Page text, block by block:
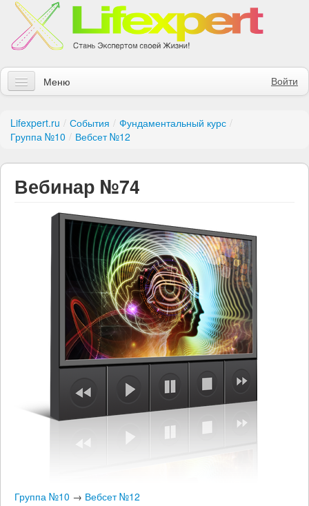
Войти
Меню
Инструменты
Обучение
Контакты
Правила получения заказов
Искать
Lifexpert.ru / События / Фундаментальный курс /
Группа №10 / Вебсет №12
Вебинар №74
Группа №10 → Вебсет №12